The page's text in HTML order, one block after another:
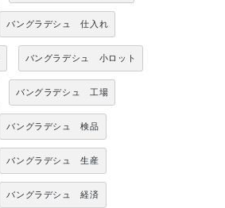
バングラデシュ 仕入れ
バングラデシュ 小ロット
バングラデシュ 工場
バングラデシュ 検品
バングラデシュ 生産
バングラデシュ 経済